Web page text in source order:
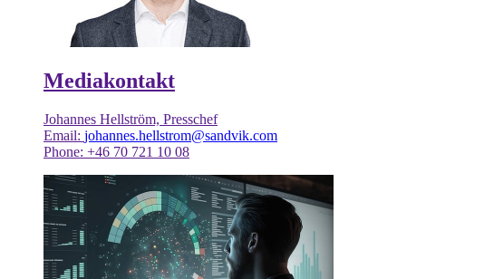
Mediakontakt
Johannes Hellström, Presschef
Email: johannes.hellstrom@sandvik.com
Phone: +46 70 721 10 08